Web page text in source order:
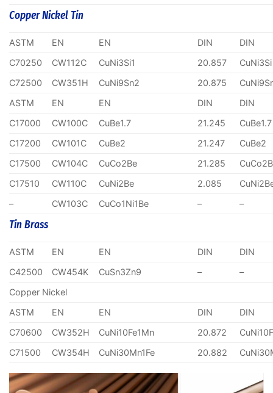
Copper Nickel Tin
ASTM EN EN DIN
DIN
C70250
CW112C CuNi3Si1 20.857
CuNi3Si
C72500
CW351H CuNi9Sn2 20.875
ASTM
EN EN DIN
DIN
C17000
CW100C CuBe1.7 21.245
CuBe1.7
C17200
CW101C CuBe2 21.247
CuBe2
C17500
CW104C CuCo2Be 21.285
C17510
CW110C CuNi2Be 2.085
–
CW103C CuCo1Ni1Be – –
Tin Brass
ASTM EN EN DIN
DIN
C42500
CW454K CuSn3Zn9 –
–
Copper Nickel
ASTM
EN EN DIN
DIN
C70600
CW352H CuNi10Fe1Mn 20.872
C71500
CW354H CuNi30Mn1Fe 20.882